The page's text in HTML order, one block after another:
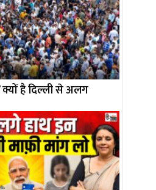
क्यों है दिल्ली से अलग